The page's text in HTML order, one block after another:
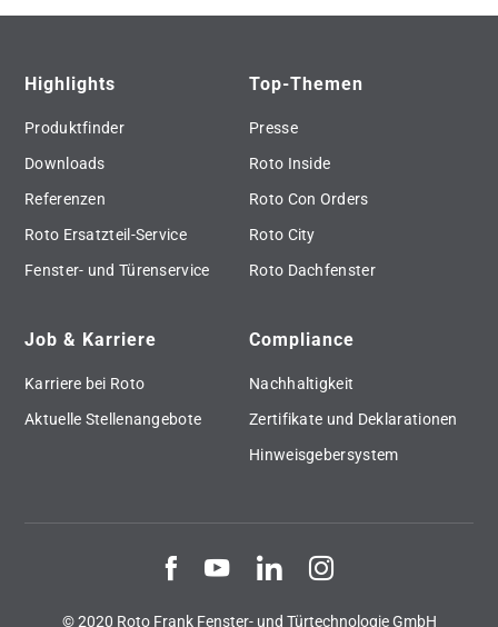
Highlights
Produktfinder
Downloads
Referenzen
Roto Ersatzteil-Service
Fenster- und Türenservice
Top-Themen
Presse
Roto Inside
Roto Con Orders
Roto City
Roto Dachfenster
Job & Karriere
Karriere bei Roto
Aktuelle Stellenangebote
Compliance
Nachhaltigkeit
Zertifikate und Deklarationen
Hinweisgebersystem
© 2020 Roto Frank Fenster- und Türtechnologie GmbH